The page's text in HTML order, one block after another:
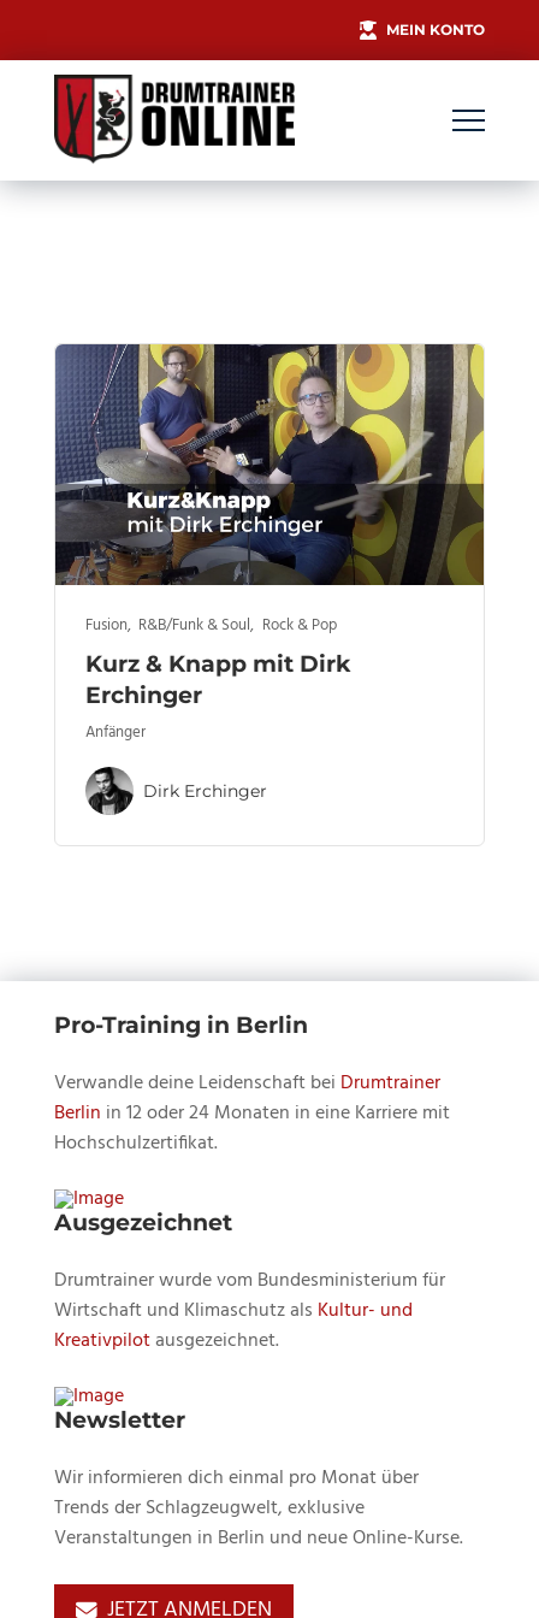
MEIN KONTO
Fusion, R&B/Funk & Soul, Rock & Pop
Kurz & Knapp mit Dirk
Erchinger
Anfänger
Dirk Erchinger
Pro-Training in Berlin
Verwandle deine Leidenschaft bei Drumtrainer
Berlin in 12 oder 24 Monaten in eine Karriere mit
Hochschulzertifikat.
Ausgezeichnet
Drumtrainer wurde vom Bundesministerium für
Wirtschaft und Klimaschutz als Kultur- und
Kreativpilotausgezeichnet.
Newsletter
Wir informieren dich einmal pro Monat über
Trends der Schlagzeugwelt, exklusive
Veranstaltungen in Berlin und neue Online-Kurse.
JETZT ANMELDEN